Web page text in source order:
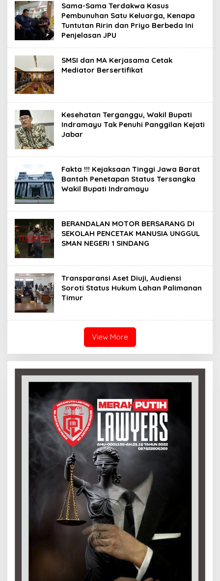
Sama-Sama Terdakwa Kasus
Pembunuhan Satu Keluarga, Kenapa
Tuntutan Ririn dan Priyo Berbeda Ini
Penjelasan JPU
SMSI dan MA Kerjasama Cetak
Mediator Bersertifikat
Kesehatan Terganggu, Wakil Bupati
Indramayu Tak Penuhi Panggilan Kejati
Jabar
Fakta !!! Kejaksaan Tinggi Jawa Barat
Bantah Penetapan Status Tersangka
Wakil Bupati Indramayu
BERANDALAN MOTOR BERSARANG DI
SEKOLAH PENCETAK MANUSIA UNGGUL
SMAN NEGERI 1 SINDANG
Transparansi Aset Diuji, Audiensi
Soroti Status Hukum Lahan Palimanan
Timur
View More